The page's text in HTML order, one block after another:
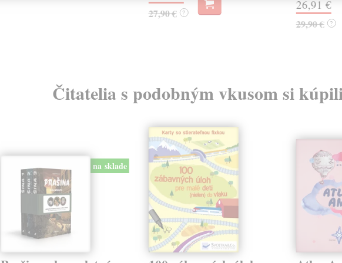
27,90 € ?
26,91 €
29,90 € ?
Čitatelia s podobným vkusom si
na sklade